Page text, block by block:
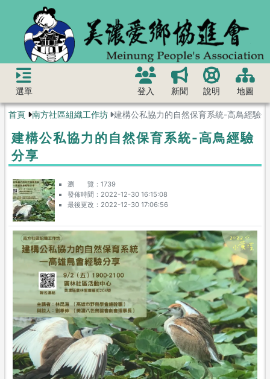
選單 登入 新聞 說明 地圖
首頁 南方社區組織工作坊 建構公私協力的自然保育系統-高鳥經驗
建構公私協力的自然保育系統-高鳥經驗
分享
瀏 覽
1739
發佈時間
2022-12-30 16:15:08
最後更改
2022-12-30 17:06:56